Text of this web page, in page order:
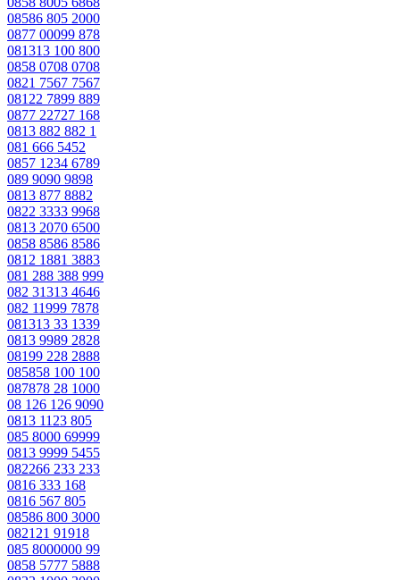
08586 805 2000
0877 00099 878
081313 100 800
0858 0708 0708
0821 7567 7567
08122 7899 889
0877 22727 168
0813 882 882 1
081 666 5452
0857 1234 6789
089 9090 9898
0813 877 8882
0822 3333 9968
0813 2070 6500
0858 8586 8586
0812 1881 3883
081 288 388 999
082 31313 4646
082 11999 7878
081313 33 1339
0813 9989 2828
08199 228 2888
085858 100 100
087878 28 1000
08 126 126 9090
0813 1123 805
085 8000 69999
0813 9999 5455
082266 233 233
0816 333 168
0816 567 805
08586 800 3000
082121 91918
085 8000000 99
0858 5777 5888